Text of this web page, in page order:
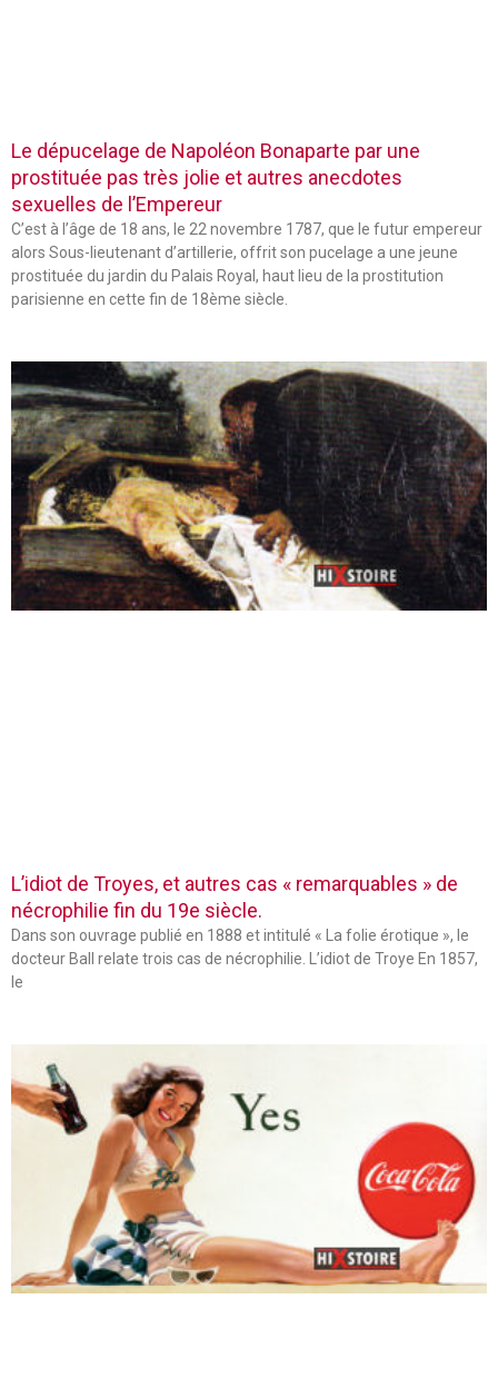
Le dépucelage de Napoléon Bonaparte par une
prostituée pas très jolie et autres anecdotes
sexuelles de l’Empereur
C’est à l’âge de 18 ans, le 22 novembre 1787, que le futur empereur
alors Sous-lieutenant d’artillerie, offrit son pucelage a une jeune
prostituée du jardin du Palais Royal, haut lieu de la prostitution
parisienne en cette fin de 18ème siècle.
L’idiot de Troyes, et autres cas « remarquables » de
nécrophilie fin du 19e siècle.
Dans son ouvrage publié en 1888 et intitulé « La folie érotique », le
docteur Ball relate trois cas de nécrophilie. L’idiot de Troye En 1857,
le